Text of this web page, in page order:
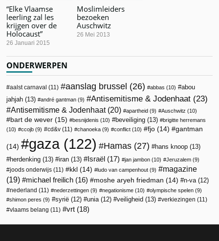
“Elke Vlaamse
leerling zal les
krijgen over de
Holocaust”
26 Januari 2015
Moslimleiders
bezoeken
Auschwitz
26 Mei 2013
ONDERWERPEN
aalst carnaval (11) aanslag brussel (26) abbas (10)
abou
jahjah (13) andré gantman (9) Antisemitisme & Jodenhaat (23)
Antisemitisme & Jodenhaat(20) apartheid (9) Auschwitz (10)
bart de wever (15) besnijdenis (10) beveiliging (13)
brigitte herremans
(10)
ccojb (9) cd&v (11) chanoeka (9) conflict (10) fjo (14) gantman
(14) gaza(122) Hamas (27) hans knoop (13)
herdenking (13) iran (13) Israël (17) jan jambon (10) Jeruzalem (9)
joods onderwijs (11) kkl (14) ludo van campenhout (9)
magazine
(19)
michael freilich (16) moshe aryeh friedman (14) n-va(12)
nederland (11) nederzettingen (9) negationisme (10) olympische spelen (9)
shimon peres (9) syrië (12) unia(12) veiligheid (13) verkiezingen (11)
vlaams belang (11) vrt (18)